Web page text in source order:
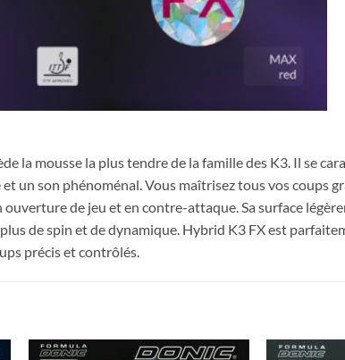
la mousse la plus tendre de la famille des K3. Il se
un son phénoménal. Vous maîtrisez tous vos coups
de jeu et en contre-attaque. Sa surface
de spin et de dynamique. Hybrid K3 FX est
précis et contrôlés.